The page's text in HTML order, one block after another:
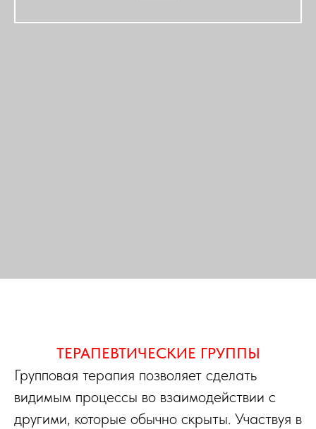
ТЕРАПЕВТИЧЕСКИЕ ГРУППЫ
Групповая терапия позволяет сделать
видимым процессы во взаимодействии с
другими, которые обычно скрыты. Участвуя в